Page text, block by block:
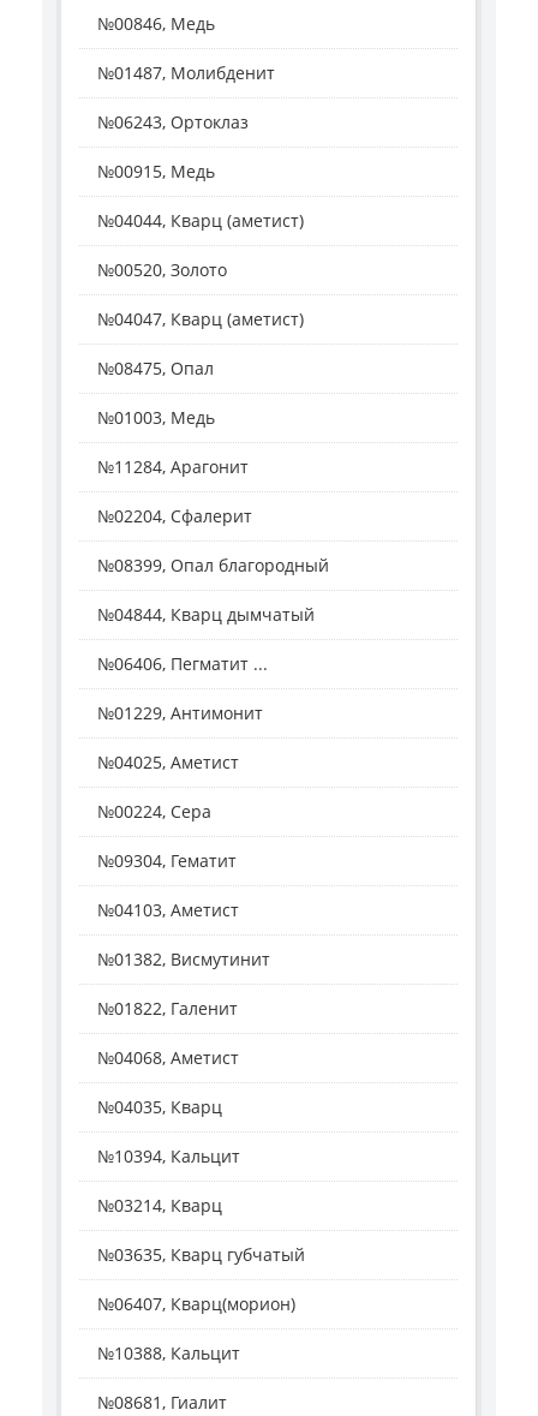
№00846, Медь
№01487, Молибденит
№06243, Ортоклаз
№00915, Медь
№04044, Кварц (аметист)
№00520, Золото
№04047, Кварц (аметист)
№08475, Опал
№01003, Медь
№11284, Арагонит
№02204, Сфалерит
№08399, Опал благородный
№04844, Кварц дымчатый
№06406, Пегматит ...
№01229, Антимонит
№04025, Аметист
№00224, Сера
№09304, Гематит
№04103, Аметист
№01382, Висмутинит
№01822, Галенит
№04068, Аметист
№04035, Кварц
№10394, Кальцит
№03214, Кварц
№03635, Кварц губчатый
№06407, Кварц(морион)
№10388, Кальцит
№08681, Гиалит